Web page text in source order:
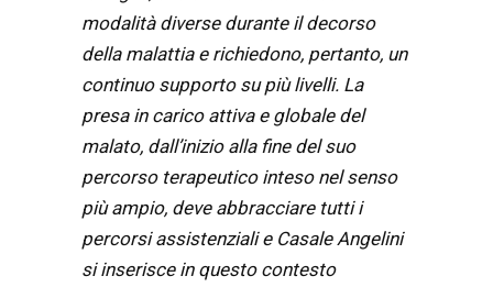
modalità diverse durante il decorso
della malattia e richiedono, pertanto, un
continuo supporto su più livelli. La
presa in carico attiva e globale del
malato, dall’inizio alla fine del suo
percorso terapeutico inteso nel senso
più ampio, deve abbracciare tutti i
percorsi assistenziali e Casale Angelini
si inserisce in questo contesto